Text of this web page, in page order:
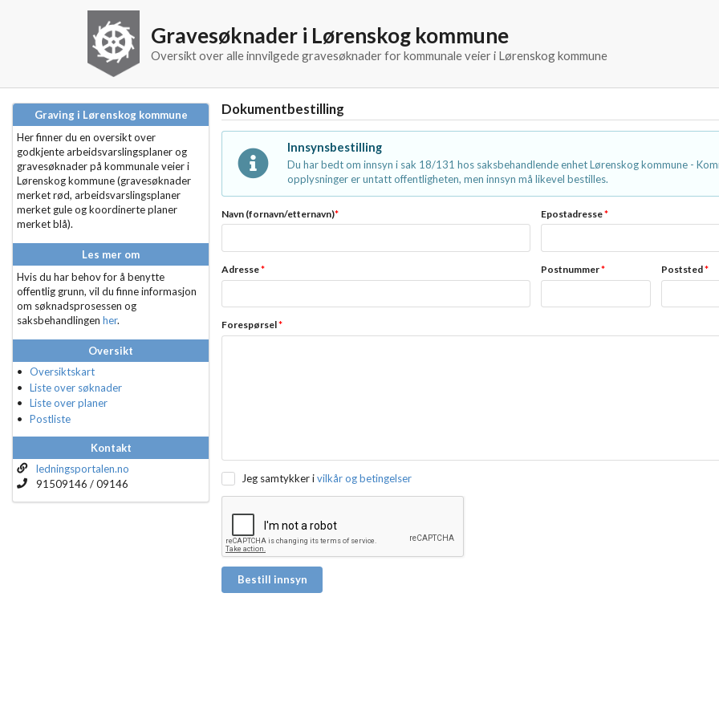
Gravesøknader i Lørenskog kommune
Oversikt over alle innvilgede gravesøknader for kommunale veier i Lørenskog kommune
Graving i Lørenskog kommune
Her finner du en oversikt over
godkjente arbeidsvarslingsplaner og
gravesøknader på kommunale veier i
Lørenskog kommune (gravesøknader
merket rød, arbeidsvarslingsplaner
merket gule og koordinerte planer
merket blå).
Les mer om
Hvis du har behov for å benytte
offentlig grunn, vil du finne informasjon
om søknadsprosessen og
saksbehandlingen her.
Oversikt
Oversiktskart
Liste over søknader
Liste over planer
Postliste
Kontakt
ledningsportalen.no
91509146 / 09146
Dokumentbestilling
Innsynsbestilling
Du har bedt om innsyn i sak 18/131 hos saksbehandlende enhet Lørenskog kommune -
opplysninger er untatt offentligheten, men innsyn må likevel bestilles.
Navn (fornavn/etternavn)* Epostadresse*
Adresse* Postnummer* Poststed*
Forespørsel*
Jeg samtykker i vilkår og betingelser
Bestill innsyn